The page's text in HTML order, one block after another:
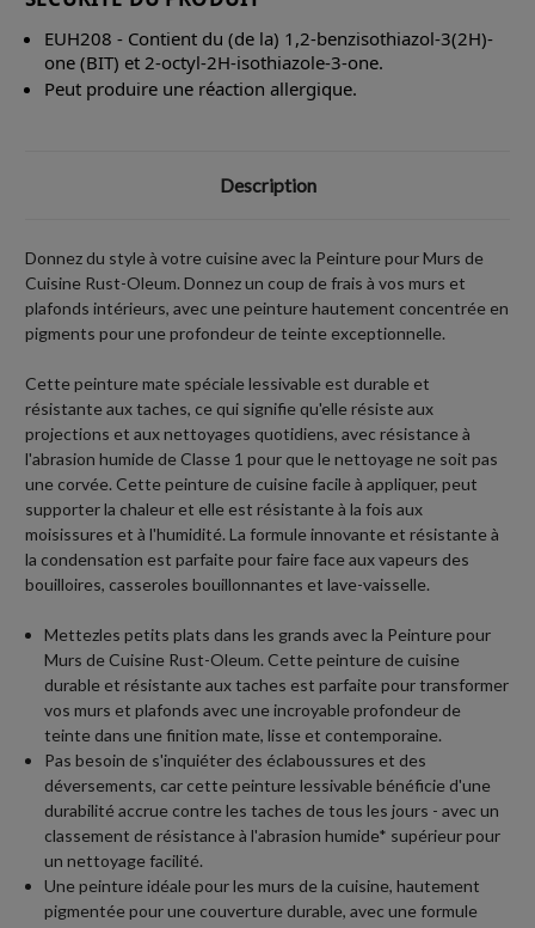
EUH208 - Contient du (de la) 1,2-benzisothiazol-3(2H)-
one (BIT) et 2-octyl-2H-isothiazole-3-one.
Peut produire une réaction allergique.
Description
Donnez du style à votre cuisine avec la Peinture pour Murs de
Cuisine Rust-Oleum. Donnez un coup de frais à vos murs et
plafonds intérieurs, avec une peinture hautement concentrée en
pigments pour une profondeur de teinte exceptionnelle.
Cette peinture mate spéciale lessivable est durable et
résistante aux taches, ce qui signifie qu'elle résiste aux
projections et aux nettoyages quotidiens, avec résistance à
l'abrasion humide de Classe 1 pour que le nettoyage ne soit pas
une corvée. Cette peinture de cuisine facile à appliquer, peut
supporter la chaleur et elle est résistante à la fois aux
moisissures et à l'humidité. La formule innovante et résistante à
la condensation est parfaite pour faire face aux vapeurs des
bouilloires, casseroles bouillonnantes et lave-vaisselle.
Mettezles petits plats dans les grands avec la Peinture pour
Murs de Cuisine Rust-Oleum. Cette peinture de cuisine
durable et résistante aux taches est parfaite pour transformer
vos murs et plafonds avec une incroyable profondeur de
teinte dans une finition mate, lisse et contemporaine.
Pas besoin de s'inquiéter des éclaboussures et des
déversements, car cette peinture lessivable bénéficie d'une
durabilité accrue contre les taches de tous les jours - avec un
classement de résistance à l'abrasion humide* supérieur pour
un nettoyage facilité.
Une peinture idéale pour les murs de la cuisine, hautement
pigmentée pour une couverture durable, avec une formule